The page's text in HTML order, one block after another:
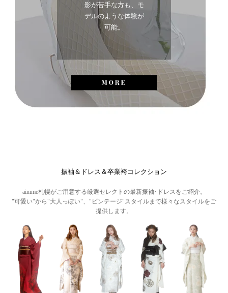
影が苦手な方も、モ
デルのような体験が
可能。
振袖＆ドレス＆卒業袴コレクション
aimme札幌がご用意する厳選セレクトの最新振袖･ドレスをご紹介。
"可愛い"から"大人っぽい"、"ビンテージ"スタイルまで様々なスタイルをご
提供します。